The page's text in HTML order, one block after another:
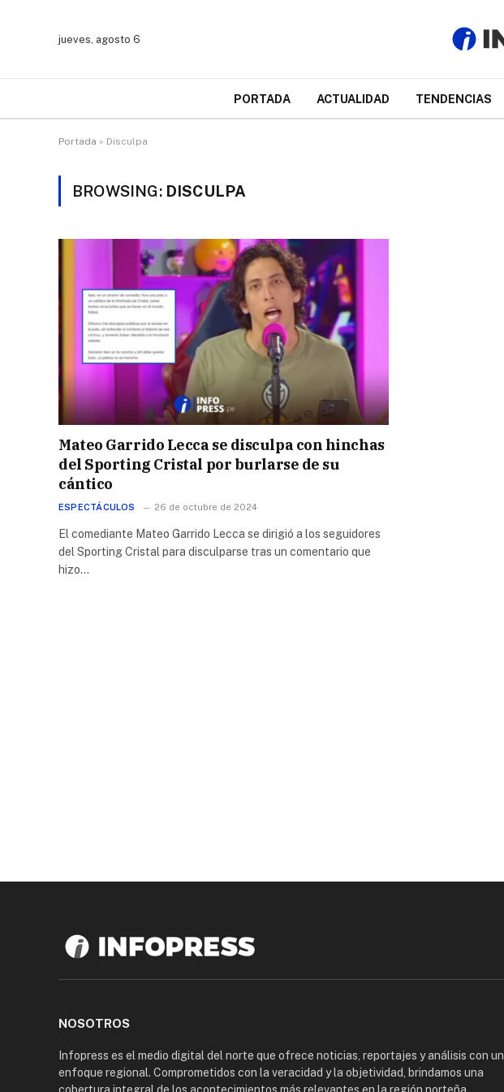
jueves, agosto 6
PORTADA ACTUALIDAD TENDENCIAS
Portada » Disculpa
BROWSING: DISCULPA
Mateo Garrido Lecca se disculpa con hinchas
del Sporting Cristal por burlarse de su
cántico
ESPECTÁCULOS 26 de octubre de 2024
El comediante Mateo Garrido Lecca se dirigió a los seguidores
del Sporting Cristal para disculparse tras un comentario que
hizo…
NOSOTROS
Infopress es el medio digital del norte que ofrece noticias, reportajes y análisis con un
enfoque regional. Comprometidos con la veracidad y la objetividad, brindamos una